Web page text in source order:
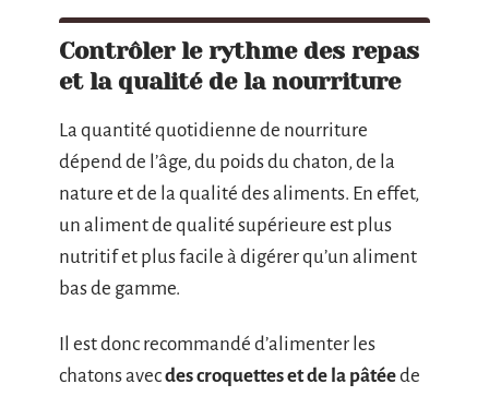
Contrôler le rythme des repas
et la qualité de la nourriture
La quantité quotidienne de nourriture
dépend de l’âge, du poids du chaton, de la
nature et de la qualité des aliments. En effet,
un aliment de qualité supérieure est plus
nutritif et plus facile à digérer qu’un aliment
bas de gamme.
Il est donc recommandé d’alimenter les
chatons avecdes croquettes et de la pâtéede